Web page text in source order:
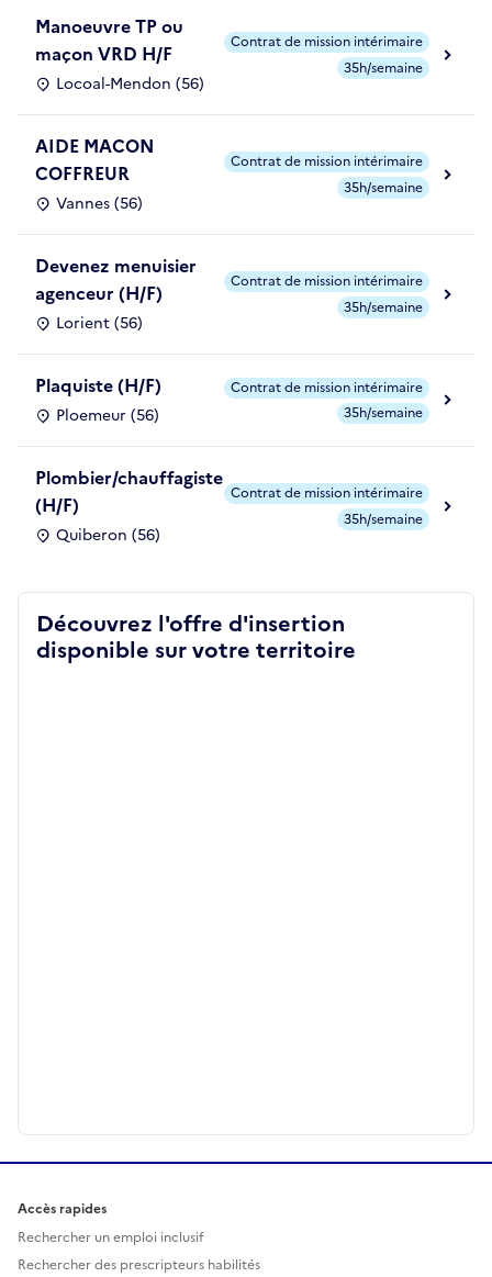
Manoeuvre TP ou
maçon VRD H/F
Locoal-Mendon (56)
Contrat de mission intérimaire
35h/semaine
AIDE MACON
COFFREUR
Vannes (56)
Contrat de mission intérimaire
35h/semaine
Devenez menuisier
agenceur (H/F)
Lorient (56)
Contrat de mission intérimaire
35h/semaine
Plaquiste (H/F)
Ploemeur (56)
Contrat de mission intérimaire
35h/semaine
Plombier/chauffagiste
(H/F)
Quiberon (56)
Contrat de mission intérimaire
35h/semaine
Découvrez l'offre d'insertion
disponible sur votre territoire
Accès rapides
Rechercher un emploi inclusif
Rechercher des prescripteurs habilités